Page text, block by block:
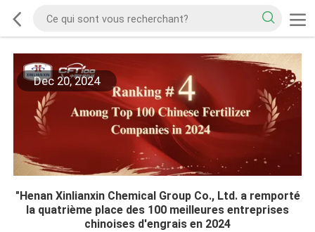
Dec 20, 2024
"Henan Xinlianxin Chemical Group Co., Ltd. a remporté
la quatrième place des 100 meilleures entreprises
chinoises d'engrais en 2024